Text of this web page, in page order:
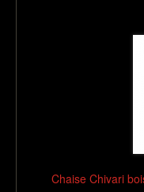
Chaise Chivari